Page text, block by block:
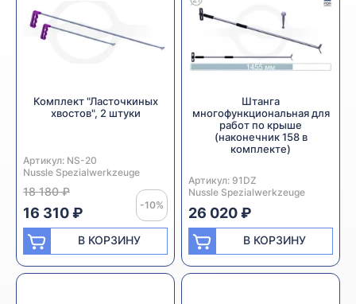
Комплект "Ласточкиных
хвостов", 2 штуки
Артикул: NS-20
Производитель:
Nussle Spezialwerkzeuge
18 180 ₽
-10%
16 310 ₽
В КОРЗИНУ
Штанга
многофункциональная для
работ по крыше
(наконечник 158 в
комплекте)
Артикул: 91DZ
Производитель:
Nussle Spezialwerkzeuge
26 020 ₽
В КОРЗИНУ